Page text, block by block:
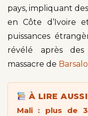
pays, impliquant
en Côte d’Ivoire
puissances
révélé après
massacre de
À LIRE AUSSI
Mali : plus de